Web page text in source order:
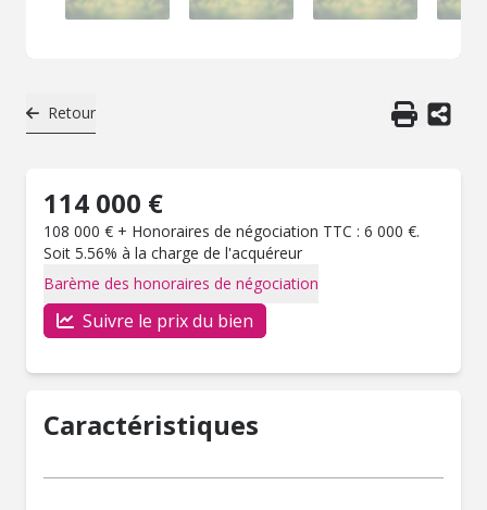
Retour
114 000 €
108 000 € + Honoraires de négociation TTC : 6 000 €.
Soit 5.56% à la charge de l'acquéreur
Barème des honoraires de négociation
Suivre le prix du bien
Caractéristiques